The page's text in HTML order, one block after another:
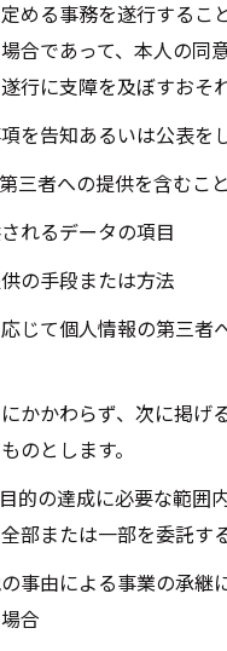
める事務を遂行するこ
合であって、本人の同
行に支障を及ぼすおそ
を告知あるいは公表を
三者への提供を含むこと
れるデータの項目
の手段または方法
じて個人情報の第三者
かかわらず、次に掲げ
のとします。
的の達成に必要な範囲
部または一部を委託す
事由による事業の承継
合